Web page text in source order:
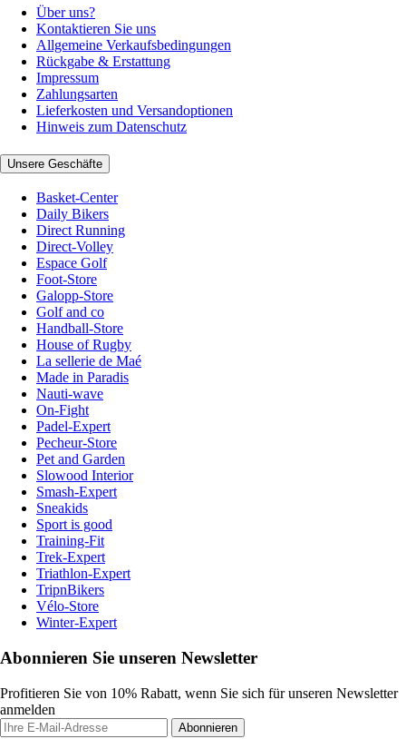
Über uns?
Kontaktieren Sie uns
Allgemeine Verkaufsbedingungen
Rückgabe & Erstattung
Impressum
Zahlungsarten
Lieferkosten und Versandoptionen
Hinweis zum Datenschutz
Unsere Geschäfte
Basket-Center
Daily Bikers
Direct Running
Direct-Volley
Espace Golf
Foot-Store
Galopp-Store
Golf and co
Handball-Store
House of Rugby
La sellerie de Maé
Made in Paradis
Nauti-wave
On-Fight
Padel-Expert
Pecheur-Store
Pet and Garden
Slowood Interior
Smash-Expert
Sneakids
Sport is good
Training-Fit
Trek-Expert
Triathlon-Expert
TripnBikers
Vélo-Store
Winter-Expert
Abonnieren Sie unseren Newsletter
Profitieren Sie von 10% Rabatt, wenn Sie sich für unseren Newsletter
anmelden
Abonnieren